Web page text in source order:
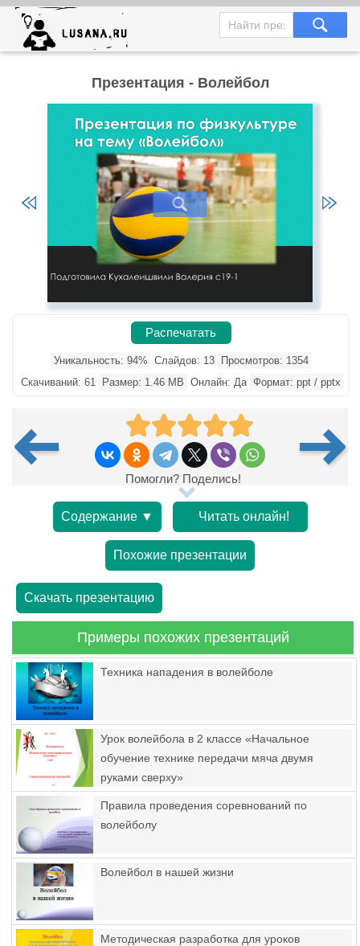
Презентация - Волейбол
Распечатать
Уникальность: 94% Слайдов: 13
Просмотров: 1354
Скачиваний: 61
Размер: 1.46 MB Онлайн: Да Формат: ppt / pptx
Помогли? Поделись!
Содержание ▼ Читать онлайн!
Похожие презентации
Скачать презентацию
Примеры похожих презентаций
Техника нападения в волейболе
Урок волейбола в 2 классе «Начальное
обучение технике передачи мяча двумя
руками сверху»
Правила проведения соревнований по
волейболу
Волейбол в нашей жизни
Методическая разработка для уроков